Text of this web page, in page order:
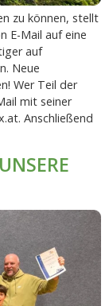
zu können, stellt
E-Mail auf eine
auf
Neue
Wer Teil der
mit seiner
Anschließend